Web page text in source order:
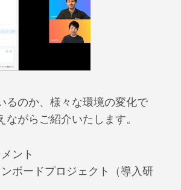
のか、様々な環境の変化で
がらご紹介いたします。
ント
ボードプロジェクト（導入研